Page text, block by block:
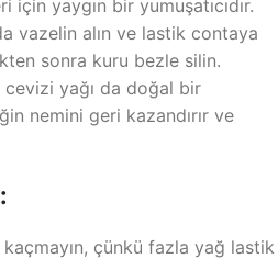
için yaygın bir yumuşatıcıdır.
vazelin alın ve lastik contaya
sonra kuru bezle silin.
yağı da doğal bir
nemini geri kazandırır ve
kaçmayın, çünkü fazla yağ lastik